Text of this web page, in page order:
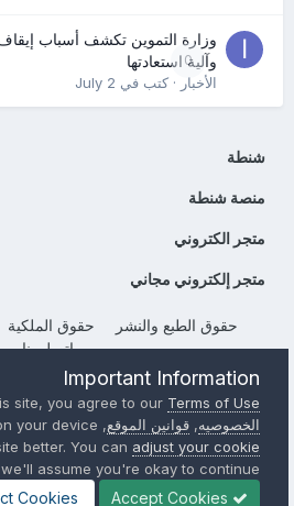
0
وزارة التموين تكشف أسباب إيقاف
وآلية استعادتها
الأخبار· كتب في July 2
شنطة
منصة شنطة
متجر الكتروني
متجر إلكتروني مجاني
حقوق الطبع والنشر حقوق الملكية
إتصل بنا
by Invision Community
Important Information
site, you agree to ourTerms of Use
الخصوصيه, قوانين الموقع, We have placed
your device
better. You canadjust your cookie
we'll assume you're okay to continue..
Accept Cookies